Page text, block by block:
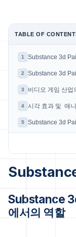
Substance
에서의 역할
TABLE OF
1 Substance 3d
2 Substance 3d
3 비디오 게임 산
4 시각 효과 및 애
5 Substance 3d